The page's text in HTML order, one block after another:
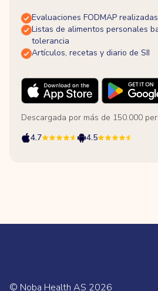
Evaluaciones FODMAP
Listas de alimentos personales
tolerancia
Artículos, recetas y diario de SII
Descargada por más de 150.000
4.7
4.5
© Noba Health AS 2026